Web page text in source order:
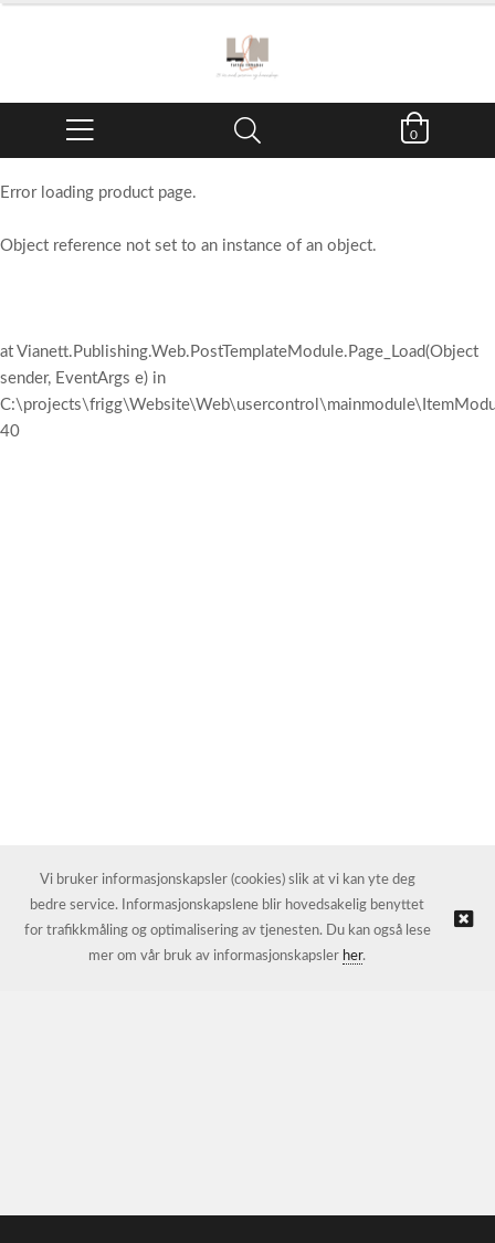
0
Error loading product page.
Object reference not set to an instance of an object.
at Vianett.Publishing.Web.PostTemplateModule.Page_Load(Object
sender, EventArgs e) in
40
Vi bruker informasjonskapsler (cookies) slik at vi kan yte deg
bedre service. Informasjonskapslene blir hovedsakelig benyttet
for trafikkmåling og optimalisering av tjenesten. Du kan også lese
mer om vår bruk av informasjonskapsler her.